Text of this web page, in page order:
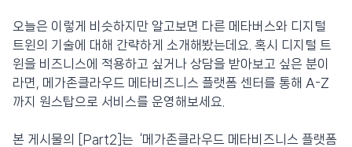
오늘은 이렇게 비슷하지만 알고보면 다른 메타버스와 디지털
트윈의 기술에 대해 간략하게 소개해봤는데요. 혹시 디지털 트
윈을 비즈니스에 적용하고 싶거나 상담을 받아보고 싶은 분이
라면, 메가존클라우드 메타비즈니스 플랫폼 센터를 통해 A-Z
까지 원스탑으로 서비스를 운영해보세요.
본 게시물의 [Part2]는 ‘메가존클라우드 메타비즈니스 플랫폼